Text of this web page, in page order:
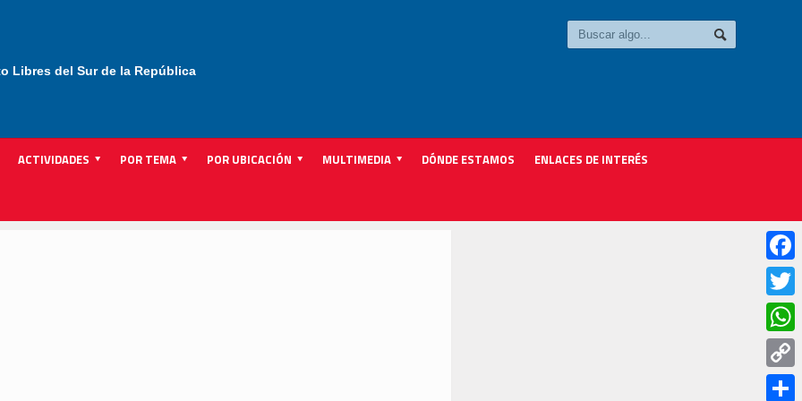
Libres del Sur de la República
ACTIVIDADES POR TEMA POR UBICACIÓN MULTIMEDIA DÓNDE ESTAMOS ENLACES DE INTERÉS
Twitter
Copy